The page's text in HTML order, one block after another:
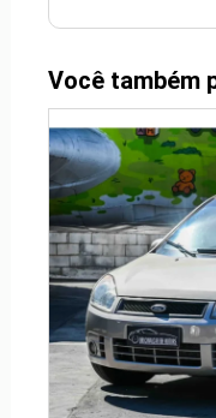
Você também